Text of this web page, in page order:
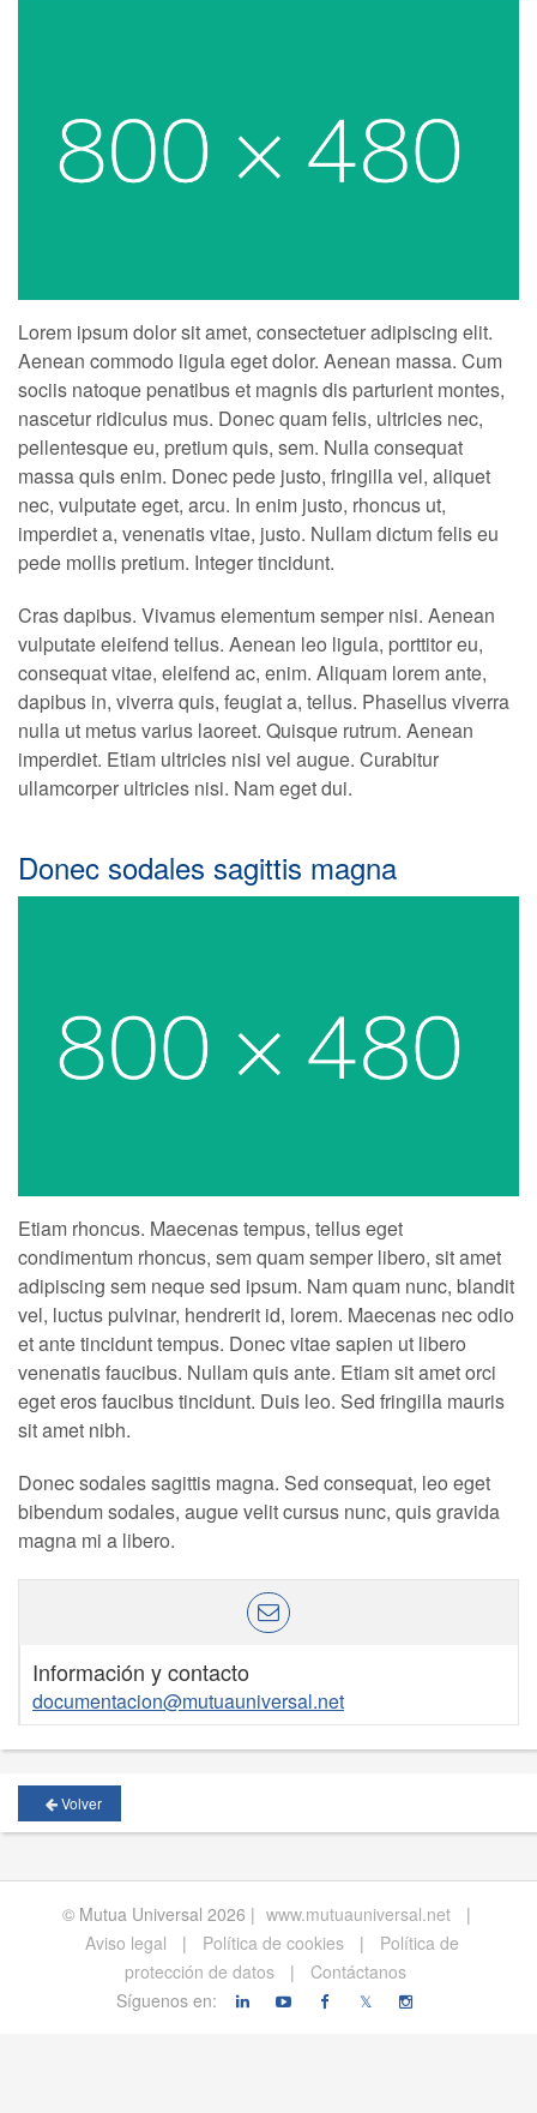
Lorem ipsum dolor sit amet, consectetuer adipiscing elit.
Aenean commodo ligula eget dolor. Aenean massa. Cum
sociis natoque penatibus et magnis dis parturient montes,
nascetur ridiculus mus. Donec quam felis, ultricies nec,
pellentesque eu, pretium quis, sem. Nulla consequat
massa quis enim. Donec pede justo, fringilla vel, aliquet
nec, vulputate eget, arcu. In enim justo, rhoncus ut,
imperdiet a, venenatis vitae, justo. Nullam dictum felis eu
pede mollis pretium. Integer tincidunt.
Cras dapibus. Vivamus elementum semper nisi. Aenean
vulputate eleifend tellus. Aenean leo ligula, porttitor eu,
consequat vitae, eleifend ac, enim. Aliquam lorem ante,
dapibus in, viverra quis, feugiat a, tellus. Phasellus viverra
nulla ut metus varius laoreet. Quisque rutrum. Aenean
imperdiet. Etiam ultricies nisi vel augue. Curabitur
ullamcorper ultricies nisi. Nam eget dui.
Donec sodales sagittis magna
Etiam rhoncus. Maecenas tempus, tellus eget
condimentum rhoncus, sem quam semper libero, sit amet
adipiscing sem neque sed ipsum. Nam quam nunc, blandit
vel, luctus pulvinar, hendrerit id, lorem. Maecenas nec odio
et ante tincidunt tempus. Donec vitae sapien ut libero
venenatis faucibus. Nullam quis ante. Etiam sit amet orci
eget eros faucibus tincidunt. Duis leo. Sed fringilla mauris
sit amet nibh.
Donec sodales sagittis magna. Sed consequat, leo eget
bibendum sodales, augue velit cursus nunc, quis gravida
magna mi a libero.
Información y contacto
documentacion@mutuauniversal.net
Volver
© Mutua Universal 2026 | www.mutuauniversal.net
|
Aviso legal
| Política de cookies |
Política de
protección de datos
|
Contáctanos
Síguenos en:
𝕏